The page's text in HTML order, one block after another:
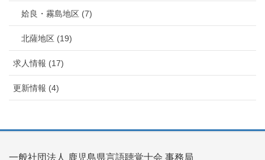
姶良・霧島地区 (7)
北薩地区 (19)
求人情報 (17)
更新情報 (4)
一般社団法人 鹿児島県言語聴覚士会 事務局